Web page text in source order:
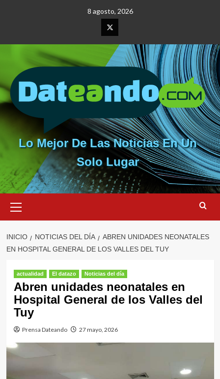
8 agosto, 2026
Elemento
del
menú
Lo Mejor De Las Noticias En Un
Solo Lugar
primario
INICIO NOTICIAS DEL DÍA
ABREN UNIDADES NEONATALES
EN HOSPITAL GENERAL DE LOS VALLES DEL TUY
actualidad El datazo Noticias del día
Abren unidades neonatales en
Hospital General de los Valles del
Tuy
Prensa Dateando 27 mayo, 2026